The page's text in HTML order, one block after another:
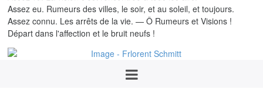
Assez eu. Rumeurs des villes, le soir, et au soleil, et toujours.
Assez connu. Les arrêts de la vie. — Ô Rumeurs et Visions !
Départ dans l'affection et le bruit neufs !